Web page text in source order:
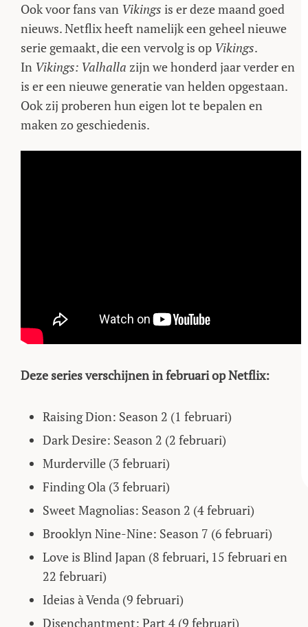
Ook voor fans van Vikings is er deze maand goed
nieuws. Netflix heeft namelijk een geheel nieuwe
serie gemaakt, die een vervolg is op Vikings.
In Vikings: Valhalla zijn we honderd jaar verder en
is er een nieuwe generatie van helden opgestaan.
Ook zij proberen hun eigen lot te bepalen en
maken zo geschiedenis.
Deze series verschijnen in februari op Netflix:
Raising Dion: Season 2 (1 februari)
Dark Desire: Season 2 (2 februari)
Murderville (3 februari)
Finding Ola (3 februari)
Sweet Magnolias: Season 2 (4 februari)
Brooklyn Nine-Nine: Season 7 (6 februari)
Love is Blind Japan (8 februari, 15 februari en
22 februari)
Ideias à Venda (9 februari)
Disenchantment: Part 4 (9 februari)